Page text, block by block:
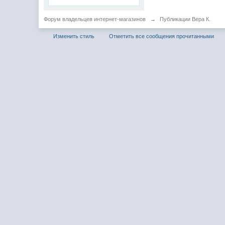
Форум владельцев интернет-магазинов → Публикации Вера К.
Изменить стиль Отметить все сообщения прочитанными